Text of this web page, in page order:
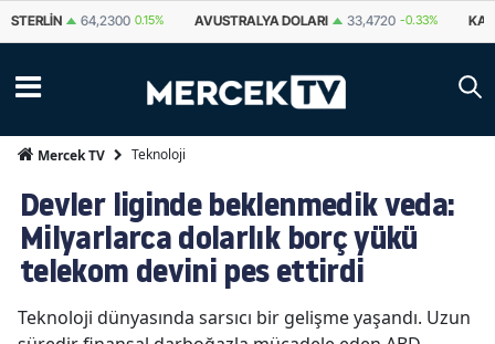
STERLIN 64,2300 0.15% AVUSTRALYA DOLARI 33,4720 -0.33%
Mercek TV Teknoloji
Devler liginde beklenmedik veda:
Milyarlarca dolarlık borç yükü
telekom devini pes ettirdi
Teknoloji dünyasında sarsıcı bir gelişme yaşandı. Uzun